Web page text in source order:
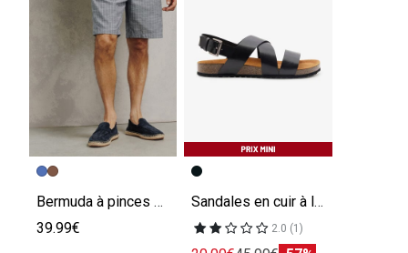
Bermuda à pinces 100% coton rayé
39.99€
Sandales en cuir à larges brides
2.0 (1)